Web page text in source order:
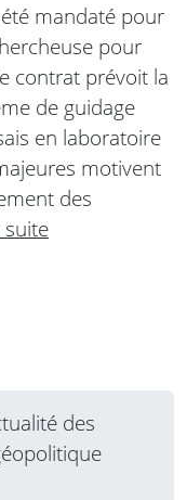
mandaté pour
pour
contrat prévoit la
de guidage
en laboratoire
motivent
des
suite
des